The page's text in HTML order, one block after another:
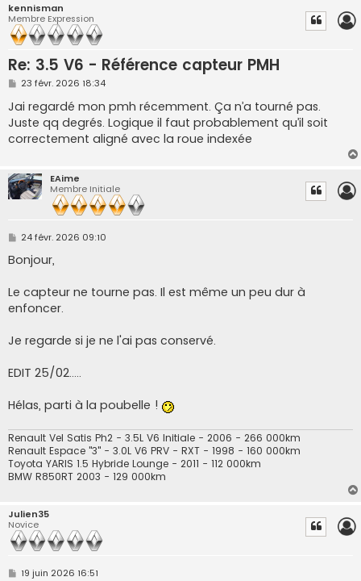
r
kennisman
Membre Expression
Re: 3.5 V6 - Référence capteur PMH
M
s
s
a
g
e
23 févr. 2026 18:34
Jai regardé mon pmh récemment. Ça n’a tourné pas.
Juste qq degrés. Logique il faut probablement qu’il soit
correctement aligné avec la roue indexée
EAime
Membre Initiale
M
s
s
g
e
24 févr. 2026 09:10
Bonjour,
Le capteur ne tourne pas. Il est même un peu dur à
enfoncer.
Je regarde si je ne l'ai pas conservé.
EDIT 25/02.....
Hélas, parti à la poubelle !
Renault Vel Satis Ph2 - 3.5L V6 Initiale - 2006 - 266 000km
Renault Espace "3" - 3.0L V6 PRV - RXT - 1998 - 160 000km
Toyota YARIS 1.5 Hybride Lounge - 2011 - 112 000km
BMW R850RT 2003 - 129 000km
Julien35
Novice
M
19 juin 2026 16:51